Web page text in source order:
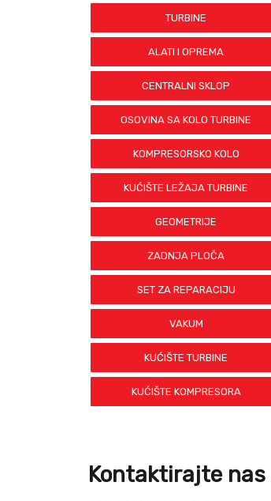
TURBINE
ALATI I OPREMA
CENTRALNI SKLOP
OSOVINA SA KOLO TURBINE
KOMPRESORSKO KOLO
KUĆIŠTE LEŽAJA TURBINE
GEOMETRIJE
ZADNJA PLOČA
SET ZA REPARACIJU
VAKUM
KUĆIŠTE TURBINE
KUĆIŠTE KOMPRESORA
Kontaktirajte nas